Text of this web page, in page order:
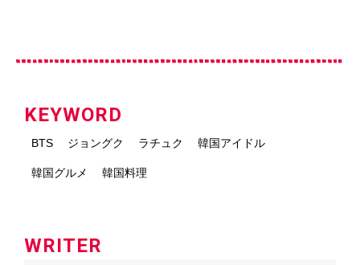
KEYWORD
BTS ジョングク ラチュク 韓国アイドル
韓国グルメ 韓国料理
WRITER